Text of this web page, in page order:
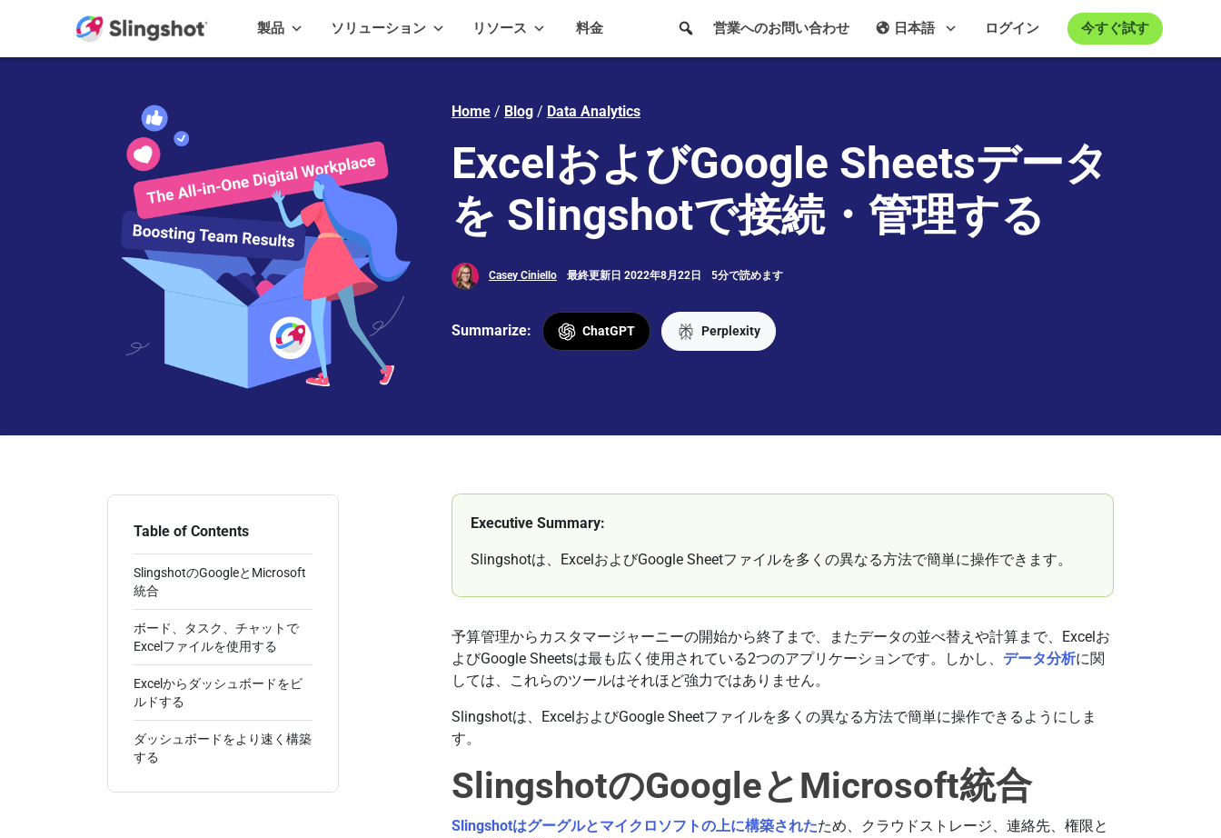
製品 ソリューション リソース 料金 今すぐ試す
ログイン
日本語
営業へのお問い合わせ
Home / Blog / Data Analytics
ExcelおよびGoogle Sheetsデータ
を Slingshotで接続・管理する
Casey Ciniello 最終更新日 2022年8月22日 5分で読めます
Summarize: ChatGPT Perplexity
Table of Contents
SlingshotのGoogleとMicrosoft
統合
ボード、タスク、チャットで
Excelファイルを使用する
Excelからダッシュボードをビ
ルドする
ダッシュボードをより速く構築
する
Executive Summary:
Slingshotは、ExcelおよびGoogle Sheetファイルを多くの異なる方法で簡単に操作できます。
予算管理からカスタマージャーニーの開始から終了まで、またデータの並べ替えや計算まで、Excelお
よびGoogle Sheetsは最も広く使用されている2つのアプリケーションです。しかし、 データ分析に関
しては、これらのツールはそれほど強力ではありません。
Slingshotは、ExcelおよびGoogle Sheetファイルを多くの異なる方法で簡単に操作できるようにしま
す。
SlingshotのGoogleとMicrosoft統合
Slingshotはグーグルとマイクロソフトの上に構築されたため、クラウドストレージ、連絡先、権限と